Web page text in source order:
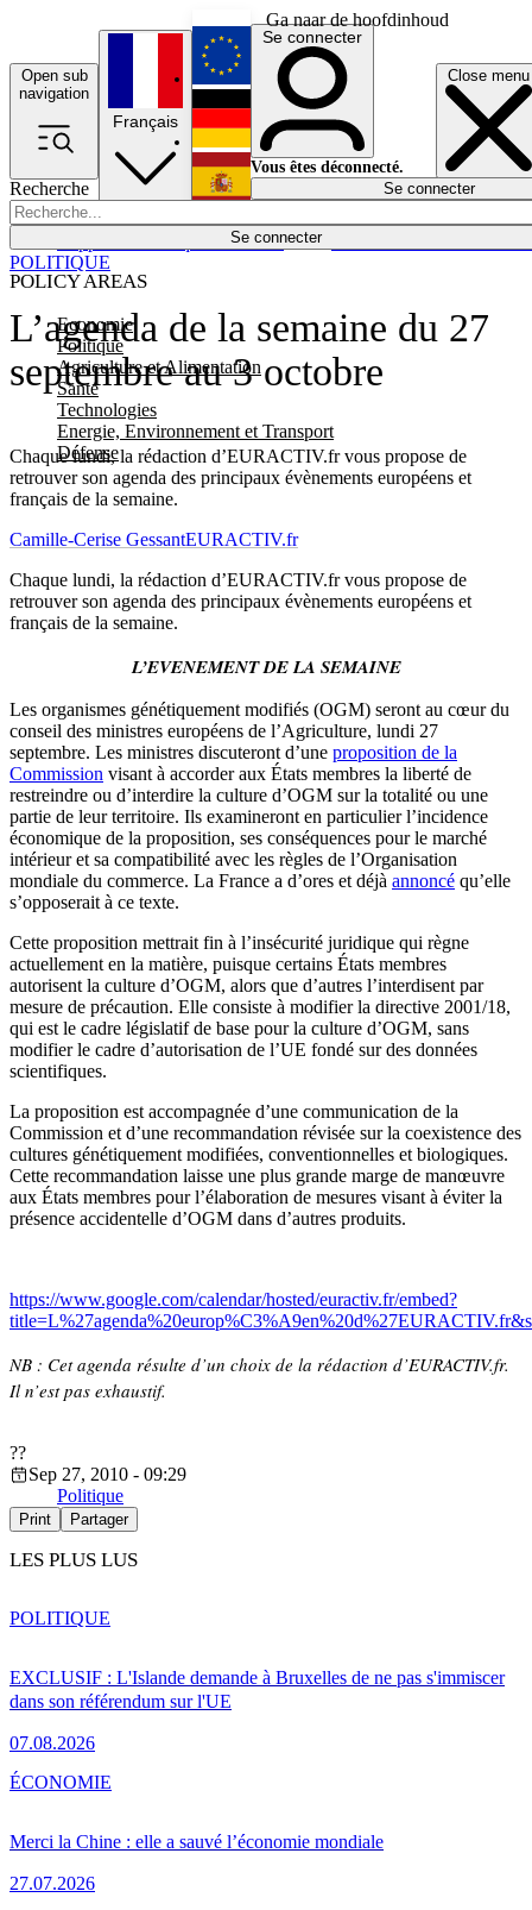
Ga naar de hoofdinhoud
Open sub
navigation
Close menu
Recherche
Se connecter
POLICY AREAS
Economie
Politique
Agriculture et Alimentation
Santé
Technologies
Energie, Environnement et Transport
Défense
Économie
Français
English
Deutsch
Español
Se connecter
Vous êtes déconnecté.
Se connecter
L’agenda de la semaine du 27
septembre au 3 octobre
Chaque lundi, la rédaction d’EURACTIV.fr vous propose de
retrouver son agenda des principaux évènements européens et
français de la semaine.
POLITIQUE
Camille-Cerise GessantEURACTIV.fr
Chaque lundi, la rédaction d’EURACTIV.fr vous propose de
retrouver son agenda des principaux évènements européens et
français de la semaine.
L’EVENEMENT DE LA SEMAINE
Les organismes génétiquement modifiés (OGM) seront au cœur du
conseil des ministres européens de l’Agriculture, lundi 27
septembre. Les ministres discuteront d’une proposition de la
Commission visant à accorder aux États membres la liberté de
restreindre ou d’interdire la culture d’OGM sur la totalité ou une
partie de leur territoire. Ils examineront en particulier l’incidence
économique de la proposition, ses conséquences pour le marché
intérieur et sa compatibilité avec les règles de l’Organisation
mondiale du commerce. La France a d’ores et déjà annoncé qu’elle
s’opposerait à ce texte.
Cette proposition mettrait fin à l’insécurité juridique qui règne
actuellement en la matière, puisque certains États membres
autorisent la culture d’OGM, alors que d’autres l’interdisent par
mesure de précaution. Elle consiste à modifier la directive 2001/18,
qui est le cadre législatif de base pour la culture d’OGM, sans
modifier le cadre d’autorisation de l’UE fondé sur des données
scientifiques.
La proposition est accompagnée d’une communication de la
Commission et d’une recommandation révisée sur la coexistence des
cultures génétiquement modifiées, conventionnelles et biologiques.
Cette recommandation laisse une plus grande marge de manœuvre
aux États membres pour l’élaboration de mesures visant à éviter la
présence accidentelle d’OGM dans d’autres produits.
https://www.google.com/calendar/hosted/euractiv.fr/embed?
NB : Cet agenda résulte d’un choix de la rédaction d’EURACTIV.fr.
Il n’est pas exhaustif.
??
Sep 27, 2010 - 09:29
Politique
Print Partager
LES PLUS LUS
EXCLUSIF : L'Islande demande à Bruxelles de ne pas s'immiscer
dans son référendum sur l'UE
07.08.2026
POLITIQUE
Merci la Chine : elle a sauvé l’économie mondiale
27.07.2026
ÉCONOMIE